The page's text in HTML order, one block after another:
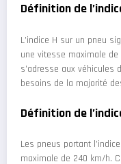
Définition de
L’indice H sur un pneu
une vitesse maximale
s’adresse aux véhicules
besoins de la majorité
Définition de
Les pneus portant
maximale de 240 km/h.